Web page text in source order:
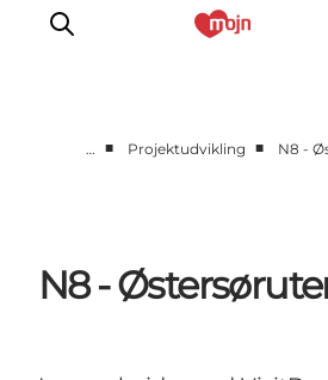
Projektudvikling
Analyse
GoVisit
… ■ Projektudvikling ■ N8 -
N8 -